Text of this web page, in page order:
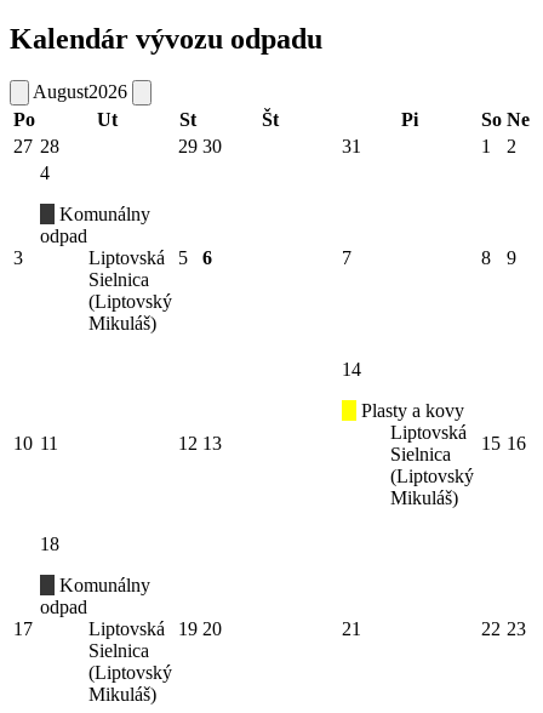
Kalendár vývozu odpadu
August2026
Po
Ut St Št Pi So Ne
27 28 29 30 31 1 2
3
4
Komunálny
odpad
Liptovská
Sielnica
(Liptovský
Mikuláš)
5 6 7 8 9
10 11 12 13
14
Plasty a kovy
Liptovská
Sielnica
(Liptovský
Mikuláš)
15 16
17
18
Komunálny
odpad
Liptovská
Sielnica
(Liptovský
Mikuláš)
19 20 21 22 23